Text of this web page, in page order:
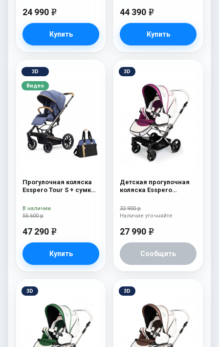
24 990 e
Купить
44 390 e
Купить
3D
Видео
Прогулочная коляска
Esspero Tour S + сумка
55 600 р
47 290 e
Купить
В наличии
3D
Детская прогулочная
коляска Esspero
Pink
32 900 р
27 990 e
Сообщить
Наличие уточняйте
3D 3D